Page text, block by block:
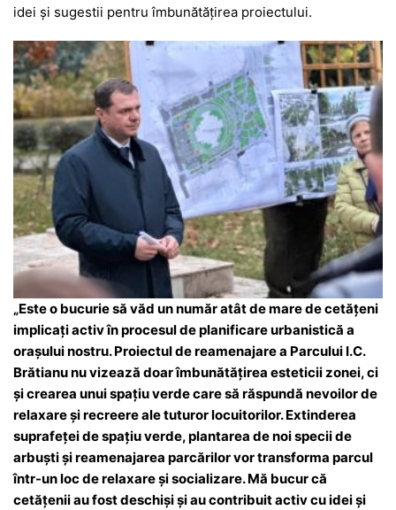
idei și sugestii pentru îmbunătățirea proiectului.
„Este o bucurie să văd un număr atât de mare de cetățeni
implicați activ în procesul de planificare urbanistică a
orașului nostru. Proiectul de reamenajare a Parcului I.C.
Brătianu nu vizează doar îmbunătățirea esteticii zonei, ci
și crearea unui spațiu verde care să răspundă nevoilor de
relaxare și recreere ale tuturor locuitorilor. Extinderea
suprafeței de spațiu verde, plantarea de noi specii de
arbuști și reamenajarea parcărilor vor transforma parcul
într-un loc de relaxare și socializare. Mă bucur că
cetățenii au fost deschiși și au contribuit activ cu idei și